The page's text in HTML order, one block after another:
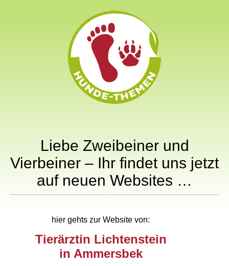
Liebe Zweibeiner und
Vierbeiner – Ihr findet uns jetzt
auf neuen Websites …
hier gehts zur Website von:
Tierärztin Lichtenstein
in Ammersbek